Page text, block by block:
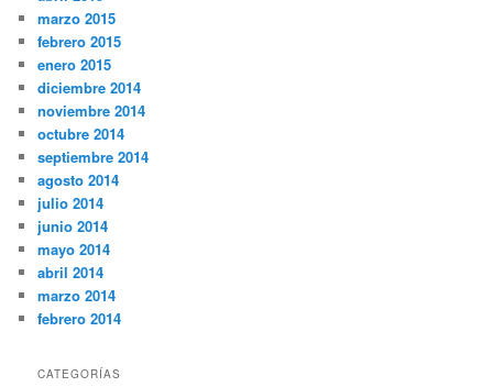
marzo 2015
febrero 2015
enero 2015
diciembre 2014
noviembre 2014
octubre 2014
septiembre 2014
agosto 2014
julio 2014
junio 2014
mayo 2014
abril 2014
marzo 2014
febrero 2014
CATEGORÍAS